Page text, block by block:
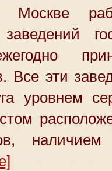
Москве
Все эти
уровнем
наличием